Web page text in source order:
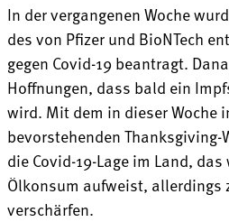
In der vergangenen Woche
des von Pfizer und BioNTech
gegen Covid-19 beantragt.
Hoffnungen, dass bald ein
wird. Mit dem in dieser Woche
bevorstehenden Thanksgiving-
die Covid-19-Lage im Land,
Ölkonsum aufweist, allerdings
verschärfen.